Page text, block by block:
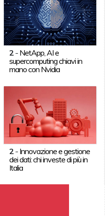
2 - NetApp, AI e
supercomputing chiavi in
mano con Nvidia
2 - Innovazione e gestione
dei dati: chi investe di più in
Italia